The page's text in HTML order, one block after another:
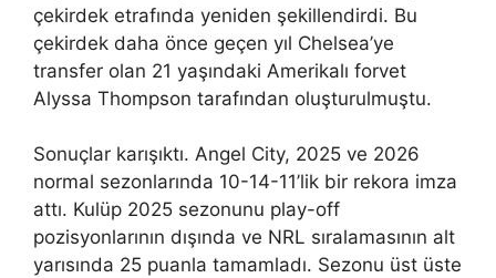
çekirdek etrafında yeniden şekillendirdi. Bu
çekirdek daha önce geçen yıl Chelsea’ye
transfer olan 21 yaşındaki Amerikalı forvet
Alyssa Thompson tarafından oluşturulmuştu.
Sonuçlar karışıktı. Angel City, 2025 ve 2026
normal sezonlarında 10-14-11’lik bir rekora imza
attı. Kulüp 2025 sezonunu play-off
pozisyonlarının dışında ve NRL sıralamasının alt
yarısında 25 puanla tamamladı. Sezonu üst üste